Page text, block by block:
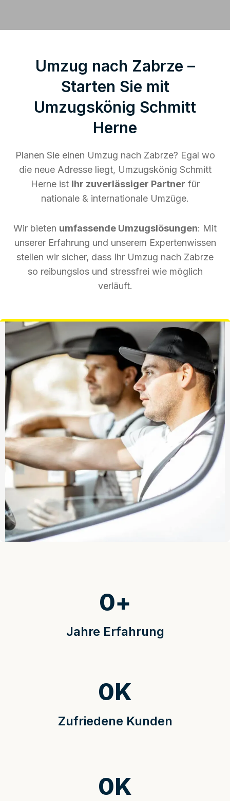
Umzug nach Zabrze –
Starten Sie mit
Umzugskönig Schmitt
Herne
Planen Sie einen Umzug nach Zabrze? Egal wo
die neue Adresse liegt, Umzugskönig Schmitt
Herne ist Ihr zuverlässiger Partner für
nationale & internationale Umzüge.
Wir bieten umfassende Umzugslösungen: Mit
unserer Erfahrung und unserem Expertenwissen
stellen wir sicher, dass Ihr Umzug nach Zabrze
so reibungslos und stressfrei wie möglich
verläuft.
Jahre Erfahrung
0+
Zufriedene Kunden
0K
0K